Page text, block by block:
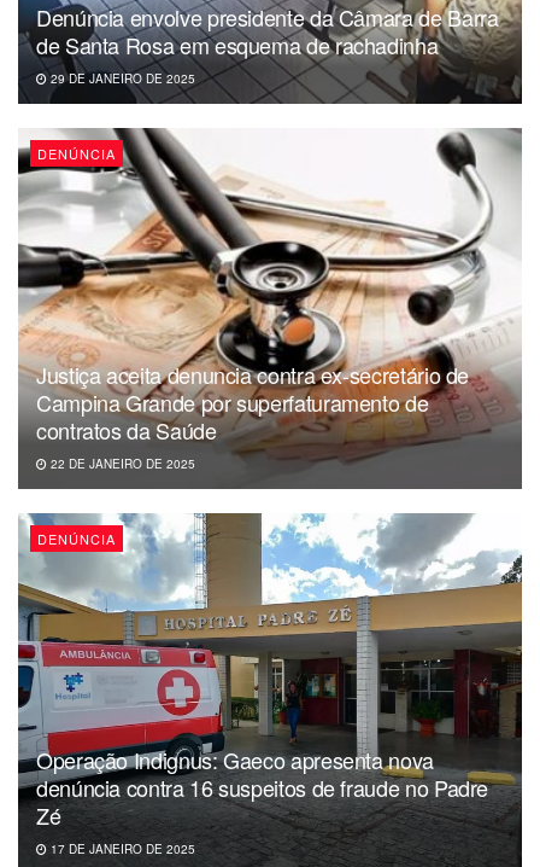
Denúncia envolve presidente da Câmara de Barra
de Santa Rosa em esquema de rachadinha
29 DE JANEIRO DE 2025
DENÚNCIA
Justiça aceita denuncia contra ex-secretário de
Campina Grande por superfaturamento de
contratos da Saúde
22 DE JANEIRO DE 2025
DENÚNCIA
Operação Indignus: Gaeco apresenta nova
denúncia contra 16 suspeitos de fraude no Padre
Zé
17 DE JANEIRO DE 2025